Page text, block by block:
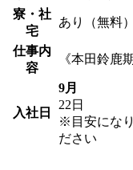
寮・社
宅
あり（無料）
仕事内
容
《本田鈴鹿
入社日
9月
22日
※目安にな
ださい